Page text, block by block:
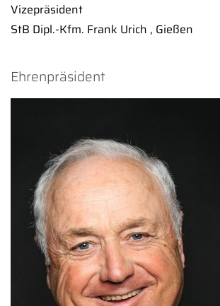
Vizepräsident
StB Dipl.-Kfm. Frank Urich , Gießen
Ehrenpräsident